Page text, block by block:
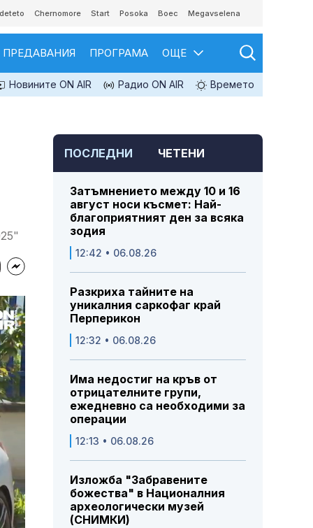
Chernomore Start Posoka Boec Megavselena
ПРЕДАВАНИЯ ПРОГРАМА ОЩЕ
Новините ON AIR Радио ON AIR Времето
ПОСЛЕДНИ ЧЕТЕНИ
Затъмнението между 10 и 16
август носи късмет: Най-
благоприятният ден за всяка
зодия
12:42 • 06.08.26
Разкриха тайните на
уникалния саркофаг край
Перперикон
12:32 • 06.08.26
Има недостиг на кръв от
отрицателните групи,
ежедневно са необходими за
операции
12:13 • 06.08.26
Изложба "Забравените
божества" в Националния
археологически музей
(СНИМКИ)